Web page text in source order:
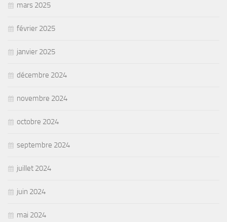
mars 2025
février 2025
janvier 2025
décembre 2024
novembre 2024
octobre 2024
septembre 2024
juillet 2024
juin 2024
mai 2024